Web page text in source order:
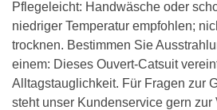
Pflegeleicht: Handwäsche oder
niedriger Temperatur empfohlen;
trocknen. Bestimmen Sie
einem: Dieses Ouvert-Catsuit
Alltagstauglichkeit. Für Fragen zur
steht unser Kundenservice gern zur